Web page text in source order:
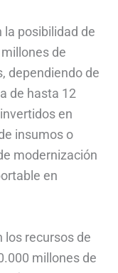
posibilidad de
de
dependiendo de
de hasta 12
en
insumos o
modernización
en
los recursos de
millones de